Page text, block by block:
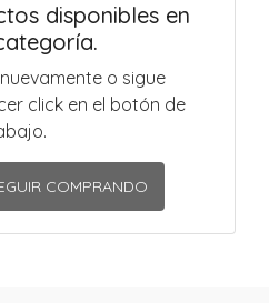
disponibles en
o sigue
click en el botón de
COMPRANDO